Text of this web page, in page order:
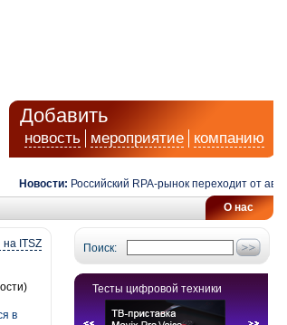
Добавить
новость мероприятие компанию
Новости: Российский RPA-рынок переходит от
О нас
Поиск:
Тесты цифровой техники
на ITSZ
в